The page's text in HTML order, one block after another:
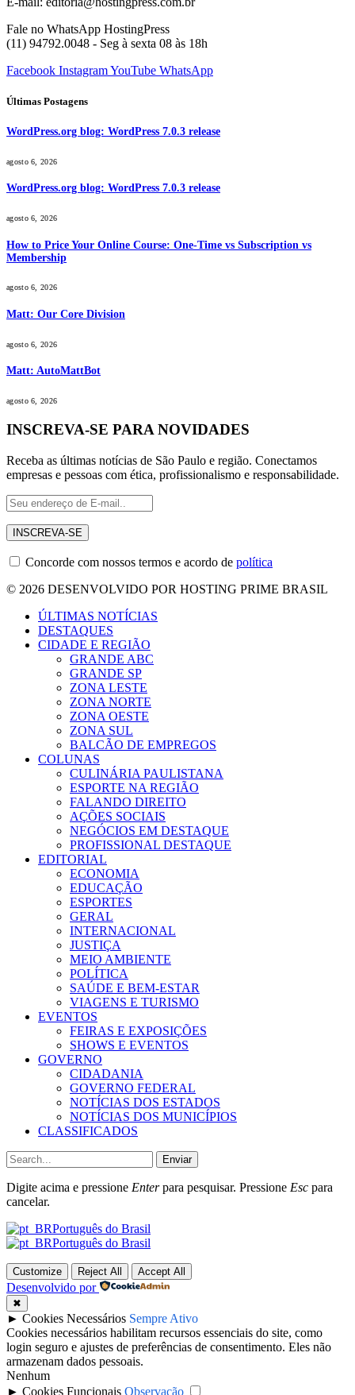
Fale no WhatsApp HostingPress
(11) 94792.0048 - Seg à sexta 08 às 18h
Facebook InstagramYouTube WhatsApp
Últimas Postagens
WordPress.org blog: WordPress 7.0.3 release
agosto 6, 2026
WordPress.org blog: WordPress 7.0.3 release
agosto 6, 2026
How to Price Your Online Course: One-Time vs Subscription vs
Membership
agosto 6, 2026
Matt: Our Core Division
agosto 6, 2026
Matt: AutoMattBot
agosto 6, 2026
INSCREVA-SE PARA NOVIDADES
Receba as últimas notícias de São Paulo e região. Conectamos
empresas e pessoas com ética, profissionalismo e responsabilidade.
Concorde com nossos termos e acordo de política
© 2026 DESENVOLVIDO POR HOSTING PRIME BRASIL
ÚLTIMAS NOTÍCIAS
DESTAQUES
CIDADE E REGIÃO
GRANDE ABC
GRANDE SP
ZONA LESTE
ZONA NORTE
ZONA OESTE
ZONA SUL
BALCÃO DE EMPREGOS
COLUNAS
CULINÁRIA PAULISTANA
ESPORTE NA REGIÃO
FALANDO DIREITO
AÇÕES SOCIAIS
NEGÓCIOS EM DESTAQUE
PROFISSIONAL DESTAQUE
EDITORIAL
ECONOMIA
EDUCAÇÃO
ESPORTES
GERAL
INTERNACIONAL
JUSTIÇA
MEIO AMBIENTE
POLÍTICA
SAÚDE E BEM-ESTAR
VIAGENS E TURISMO
EVENTOS
FEIRAS E EXPOSIÇÕES
SHOWS E EVENTOS
GOVERNO
CIDADANIA
GOVERNO FEDERAL
NOTÍCIAS DOS ESTADOS
NOTÍCIAS DOS MUNICÍPIOS
CLASSIFICADOS
Enviar
Digite acima e pressione Enterpara pesquisar. Pressione Esc para
cancelar.
Português do Brasil
Português do Brasil
Customize Reject All Accept All
Desenvolvido por
✖
► Cookies Necessários Sempre Ativo
Cookies necessários habilitam recursos essenciais do site, como
login seguro e ajustes de preferências de consentimento. Eles não
armazenam dados pessoais.
Nenhum
► Cookies Funcionais Observação